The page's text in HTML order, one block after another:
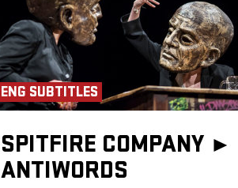
ENG SUBTITLES
SPITFIRE COMPANY ►
ANTIWORDS